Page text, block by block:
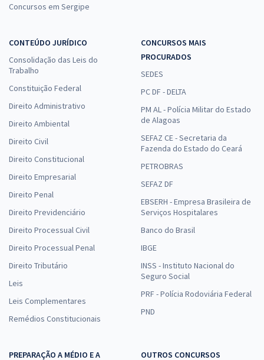
Concursos em Sergipe
CONTEÚDO JURÍDICO
Consolidação das Leis do
Trabalho
Constituição Federal
Direito Administrativo
Direito Ambiental
Direito Civil
Direito Constitucional
Direito Empresarial
Direito Penal
Direito Previdenciário
Direito Processual Civil
Direito Processual Penal
Direito Tributário
Leis
Leis Complementares
Remédios Constitucionais
CONCURSOS MAIS
PROCURADOS
SEDES
PC DF - DELTA
PM AL - Polícia Militar do Estado
de Alagoas
SEFAZ CE - Secretaria da
Fazenda do Estado do Ceará
PETROBRAS
SEFAZ DF
EBSERH - Empresa Brasileira de
Serviços Hospitalares
Banco do Brasil
IBGE
INSS - Instituto Nacional do
Seguro Social
PRF - Polícia Rodoviária Federal
PND
PREPARAÇÃO A MÉDIO E A
OUTROS CONCURSOS